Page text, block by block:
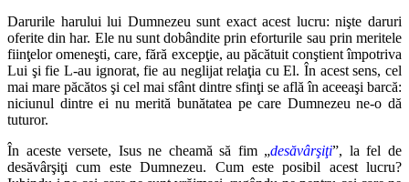
Darurile harului lui Dumnezeu sunt exact acest lucru: nişte daruri
oferite din har. Ele nu sunt dobândite prin eforturile sau prin meritele
fiinţelor omeneşti, care, fără excepţie, au păcătuit conştient împotriva
Lui şi fie L-au ignorat, fie au neglijat relaţia cu El. În acest sens, cel
mai mare păcătos şi cel mai sfânt dintre sfinţi se află în aceeaşi barcă:
niciunul dintre ei nu merită bunătatea pe care Dumnezeu ne-o dă
tuturor.
În aceste versete, Isus ne cheamă să fim „desăvârşiţi”, la fel de
desăvârşiţi cum este Dumnezeu. Cum este posibil acest lucru?